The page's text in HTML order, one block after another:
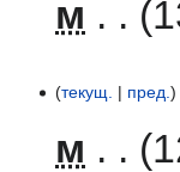
м
текущ. пред.
м